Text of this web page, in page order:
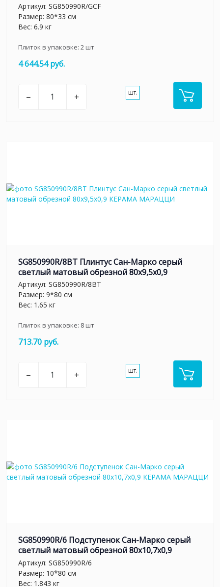
Артикул: SG850990R/GCF
Размер: 80*33 см
Вес: 6.9 кг
Плиток в упаковке: 2шт
4 644.54 руб.
– + шт.
SG850990R/8BT Плинтус Сан-Марко серый
светлый матовый обрезной 80x9,5x0,9
Артикул: SG850990R/8BT
Размер: 9*80 см
Вес: 1.65 кг
Плиток в упаковке: 8шт
713.70 руб.
– + шт.
SG850990R/6 Подступенок Сан-Марко серый
светлый матовый обрезной 80x10,7x0,9
Артикул: SG850990R/6
Размер: 10*80 см
Вес: 1.843 кг